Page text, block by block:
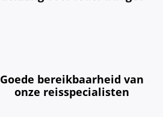
Goede bereikbaarheid van
onze reisspecialisten